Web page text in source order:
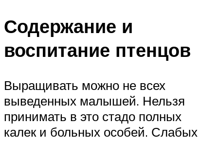
Содержание и
воспитание птенцов
Выращивать можно не всех
выведенных малышей. Нельзя
принимать в это стадо полных
калек и больных особей. Слабых